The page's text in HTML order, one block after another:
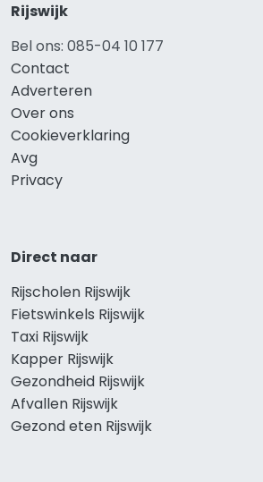
Rijswijk
Bel ons: 085-04 10 177
Contact
Adverteren
Over ons
Cookieverklaring
Avg
Privacy
Direct naar
Rijscholen Rijswijk
Fietswinkels Rijswijk
Taxi Rijswijk
Kapper Rijswijk
Gezondheid Rijswijk
Afvallen Rijswijk
Gezond eten Rijswijk